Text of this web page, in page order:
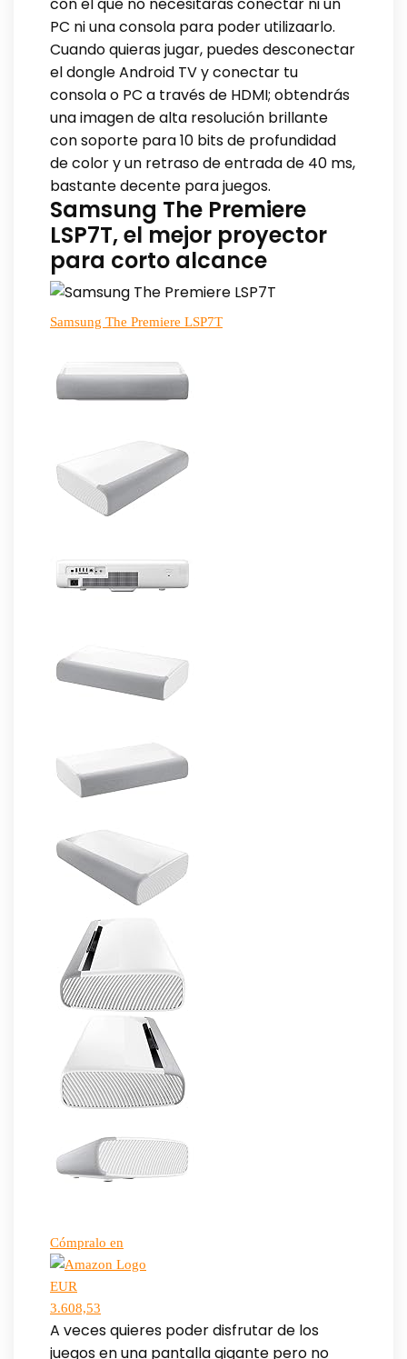
PC ni una consola para poder utilizaarlo.
Cuando quieras jugar, puedes desconectar
el dongle Android TV y conectar tu
consola o PC a través de HDMI; obtendrás
una imagen de alta resolución brillante
con soporte para 10 bits de profundidad
de color y un retraso de entrada de 40 ms,
bastante decente para juegos.
Samsung The Premiere
LSP7T, el mejor proyector
para corto alcance
Samsung The Premiere LSP7T
Cómpralo en
EUR
3.608,53
A veces quieres poder disfrutar de los
juegos en una pantalla gigante pero no